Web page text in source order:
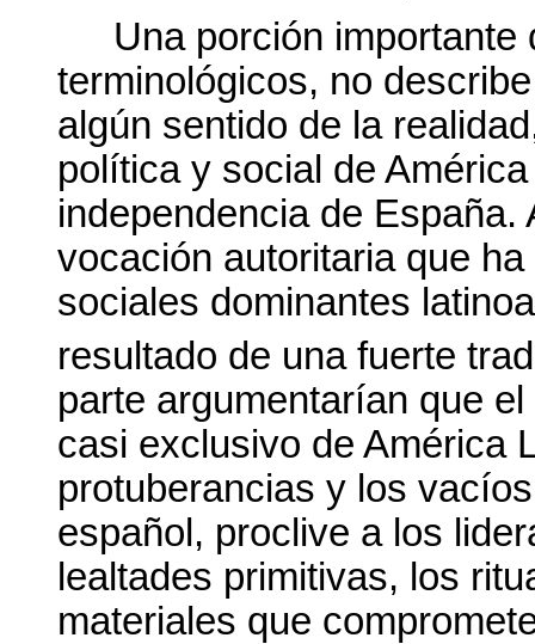
Una porción
terminológicos, no
algún sentido de la
política y social de
independencia de
vocación autoritaria que
sociales dominantes
resultado de una fuerte
parte argumentarían que
casi exclusivo de América
protuberancias y los
español, proclive a los
lealtades primitivas, los
materiales que